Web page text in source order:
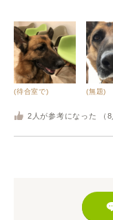
(待合室で) (無題)
2 人が参考になった （ 8